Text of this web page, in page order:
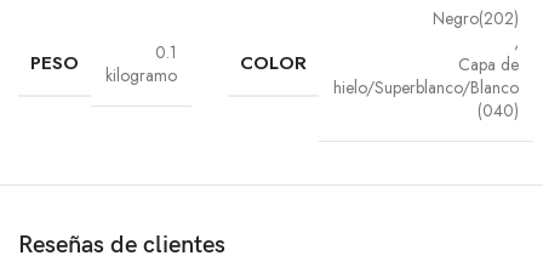
PESO
0.1
kilogramo
COLOR
Negro(202)
,
Capa de
hielo/Superblanco/Blanco
(040)
Reseñas de clientes